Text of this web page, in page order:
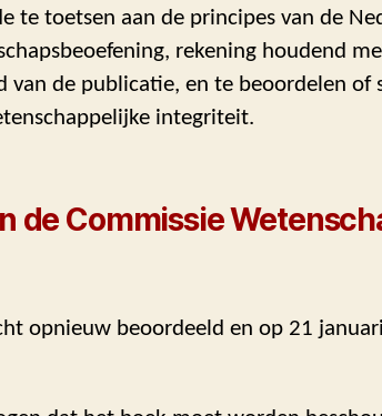
te toetsen aan de principes van de
rekening houdend
van de publicatie, en te beoordelen of
integriteit.
de Commissie
opnieuw beoordeeld en op 21